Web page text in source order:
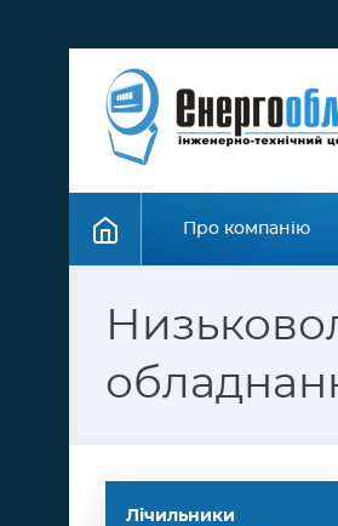
Про компанію
Лічильники